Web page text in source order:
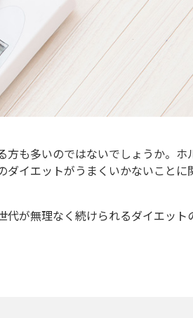
も多いのではないでしょうか。ホ
ダイエットがうまくいかないことに
が無理なく続けられるダイエット